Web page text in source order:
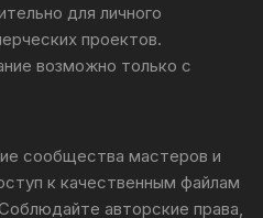
для личного
проектов.
возможно только с
сообщества мастеров и
к качественным файлам
авторские права,